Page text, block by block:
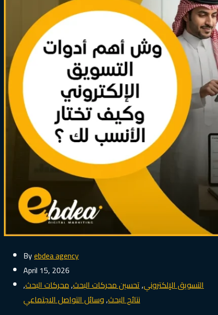
Byebdea agency
April 15, 2026
التسويق الإلكتروني,تحسين محركات البحث,محركات البحث,
نتائج البحث,وسائل التواصل الاجتماعي